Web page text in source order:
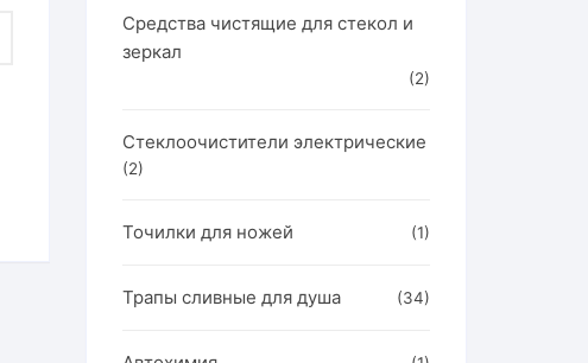
Средства чистящие для стекол и
зеркал
(2)
Стеклоочистители электрические
(2)
Точилки для ножей (1)
Трапы сливные для душа (34)